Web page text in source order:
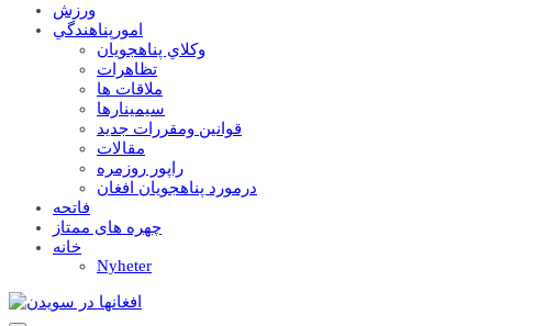
ورزش
امورپناهندگي
وکلاي پناهجويان
تظاهرات
ملاقات ها
سيمينارها
قوانين ومقررات جديد
مقالات
راپور روزمره
درمورد پناهجويان افغان
فاتحه
چهره های ممتاز
خانه
Nyheter